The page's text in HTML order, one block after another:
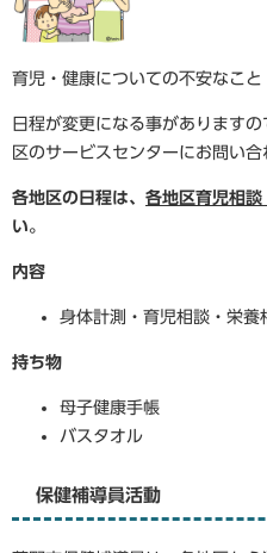
育児・健康についての不安なこと
日程が変更になる事があります
区のサービスセンターにお問い合
各地区の日程は、 各地区育児相談
い。
内容
身体計測・育児相談・栄養
持ち物
母子健康手帳
バスタオル
保健補導員活動